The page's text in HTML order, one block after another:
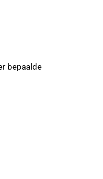
bepaalde